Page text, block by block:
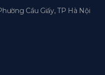
Cầu Giấy, TP Hà Nội